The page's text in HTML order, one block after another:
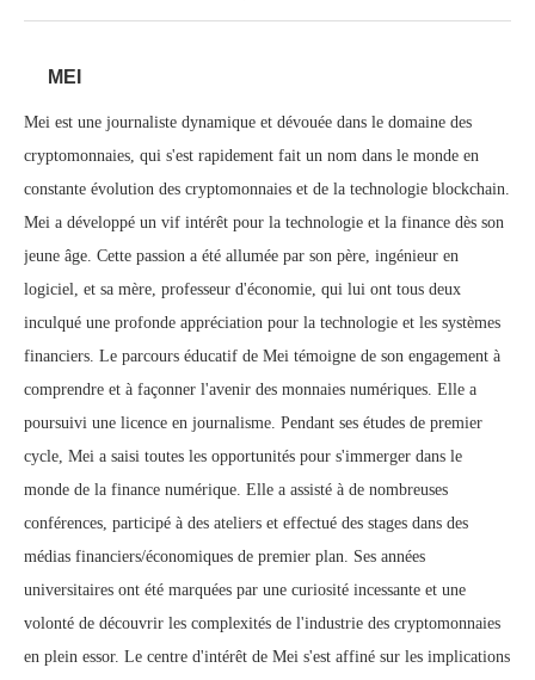
MEI
Mei est une journaliste dynamique et dévouée dans le domaine des
cryptomonnaies, qui s'est rapidement fait un nom dans le monde en
constante évolution des cryptomonnaies et de la technologie blockchain.
Mei a développé un vif intérêt pour la technologie et la finance dès son
jeune âge. Cette passion a été allumée par son père, ingénieur en
logiciel, et sa mère, professeur d'économie, qui lui ont tous deux
inculqué une profonde appréciation pour la technologie et les systèmes
financiers. Le parcours éducatif de Mei témoigne de son engagement à
comprendre et à façonner l'avenir des monnaies numériques. Elle a
poursuivi une licence en journalisme. Pendant ses études de premier
cycle, Mei a saisi toutes les opportunités pour s'immerger dans le
monde de la finance numérique. Elle a assisté à de nombreuses
conférences, participé à des ateliers et effectué des stages dans des
médias financiers/économiques de premier plan. Ses années
universitaires ont été marquées par une curiosité incessante et une
volonté de découvrir les complexités de l'industrie des cryptomonnaies
en plein essor. Le centre d'intérêt de Mei s'est affiné sur les implications